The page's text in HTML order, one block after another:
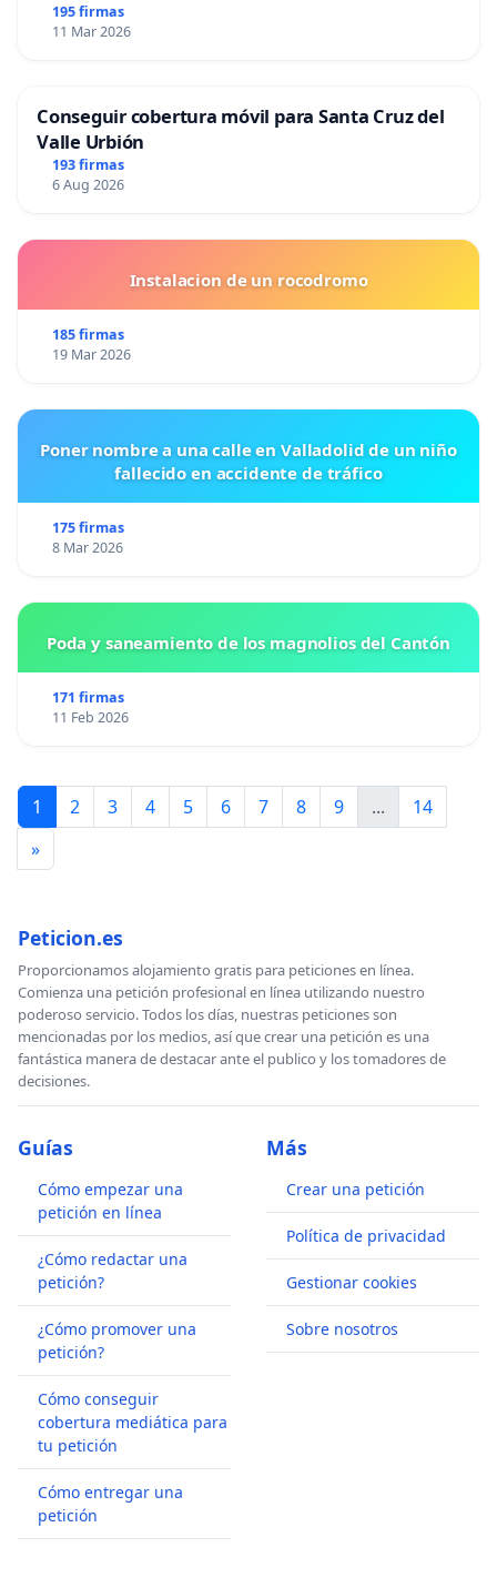
195 firmas
11 Mar 2026
Conseguir cobertura móvil para Santa Cruz del
Valle Urbión
193 firmas
6 Aug 2026
Instalacion de un rocodromo
185 firmas
19 Mar 2026
Poner nombre a una calle en Valladolid de un niño
fallecido en accidente de tráfico
175 firmas
8 Mar 2026
Poda y saneamiento de los magnolios del Cantón
171 firmas
11 Feb 2026
1 2 3 4 5 6 7 8 9 ...
14
»
Peticion.es
Proporcionamos alojamiento gratis para peticiones en línea.
Comienza una petición profesional en línea utilizando nuestro
poderoso servicio. Todos los días, nuestras peticiones son
mencionadas por los medios, así que crear una petición es una
fantástica manera de destacar ante el publico y los tomadores de
decisiones.
Guías
Cómo empezar una
petición en línea
¿Cómo redactar una
petición?
¿Cómo promover una
petición?
Cómo conseguir
cobertura mediática para
tu petición
Cómo entregar una
petición
Más
Crear una petición
Política de privacidad
Gestionar cookies
Sobre nosotros